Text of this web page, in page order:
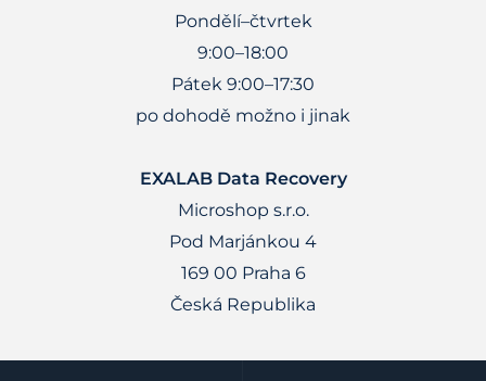
Pondělí–čtvrtek
9:00–18:00
Pátek 9:00–17:30
po dohodě možno i jinak
EXALAB Data Recovery
Microshop s.r.o.
Pod Marjánkou 4
169 00 Praha 6
Česká Republika